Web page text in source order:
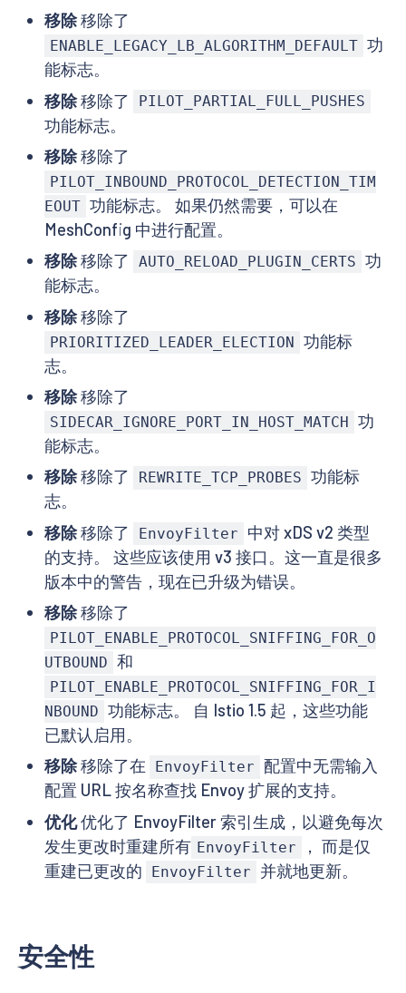
移除移除了
ENABLE_LEGACY_LB_ALGORITHM_DEFAULT 功
能标志。
移除移除了 PILOT_PARTIAL_FULL_PUSHES
功能标志。
移除移除了
PILOT_INBOUND_PROTOCOL_DETECTION_TIM
EOUT 功能标志。 如果仍然需要，可以在
MeshConfig 中进行配置。
移除移除了 AUTO_RELOAD_PLUGIN_CERTS 功
能标志。
移除移除了
PRIORITIZED_LEADER_ELECTION 功能标
志。
移除移除了
SIDECAR_IGNORE_PORT_IN_HOST_MATCH 功
能标志。
移除移除了 REWRITE_TCP_PROBES 功能标
志。
移除移除了 EnvoyFilter
中对 xDS v2 类型
的支持。 这些应该使用 v3 接口。这一直是很多
版本中的警告，现在已升级为错误。
移除移除了
PILOT_ENABLE_PROTOCOL_SNIFFING_FOR_O
UTBOUND 和
PILOT_ENABLE_PROTOCOL_SNIFFING_FOR_I
NBOUND 功能标志。 自 Istio 1.5 起，这些功能
已默认启用。
移除移除了在 EnvoyFilter 配置中无需输入
配置 URL 按名称查找 Envoy 扩展的支持。
优化优化了 EnvoyFilter 索引生成，以避免每次
发生更改时重建所有 EnvoyFilter
， 而是仅
重建已更改的
EnvoyFilter 并就地更新。
安全性